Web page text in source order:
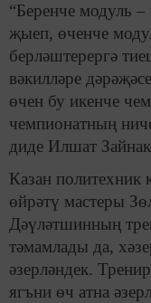
“Беренче модуль
җыеп, өченче
берләштерергә
вәкилләре
өчен бу икенче
чемпионатның
диде Илшат
Казан политехник
өйрәтү мастеры
Дәүләтшинның
тәмамлады да,
әзерләндек.
ягъни өч атна